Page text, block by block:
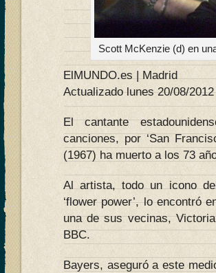
Scott McKenzie (d) en
ElMUNDO.es | Madrid
Actualizado lunes 20/08/
El cantante
canciones, por ‘San
(1967) ha muerto a los 73
Al artista, todo un icono
‘flower power’, lo encontró
una de sus vecinas,
BBC.
Bayers, aseguró a este